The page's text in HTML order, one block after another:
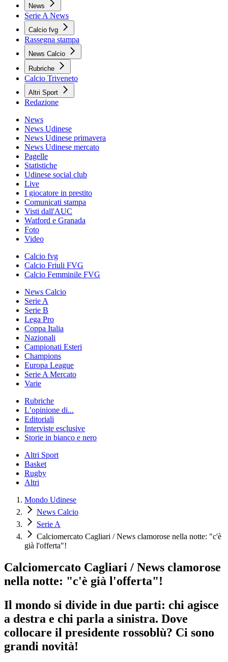
News
Serie A News
Calcio fvg
Rassegna stampa
News Calcio
Rubriche
Calcio Triveneto
Altri Sport
Redazione
News
News Udinese
News Udinese primavera
News Udinese mercato
Pagelle
Statistiche
Udinese social club
Live
I giocatore in prestito
Comunicati stampa
Visti dall'AUC
Watford e Granada
Foto
Video
Calcio fvg
Calcio Friuli FVG
Calcio Femminile FVG
News Calcio
Serie A
Serie B
Lega Pro
Coppa Italia
Nazionali
Campionati Esteri
Champions
Europa League
Serie A Mercato
Varie
Rubriche
L’opinione di...
Editoriali
Interviste esclusive
Storie in bianco e nero
Altri Sport
Basket
Rugby
Altri
Mondo Udinese
News Calcio
Serie A
Calciomercato Cagliari / News clamorose nella notte: "c'è
già l'offerta"!
Calciomercato Cagliari / News clamorose
nella notte: "c'è già l'offerta"!
Il mondo si divide in due parti: chi agisce
a destra e chi parla a sinistra. Dove
collocare il presidente rossoblù? Ci sono
grandi novità!